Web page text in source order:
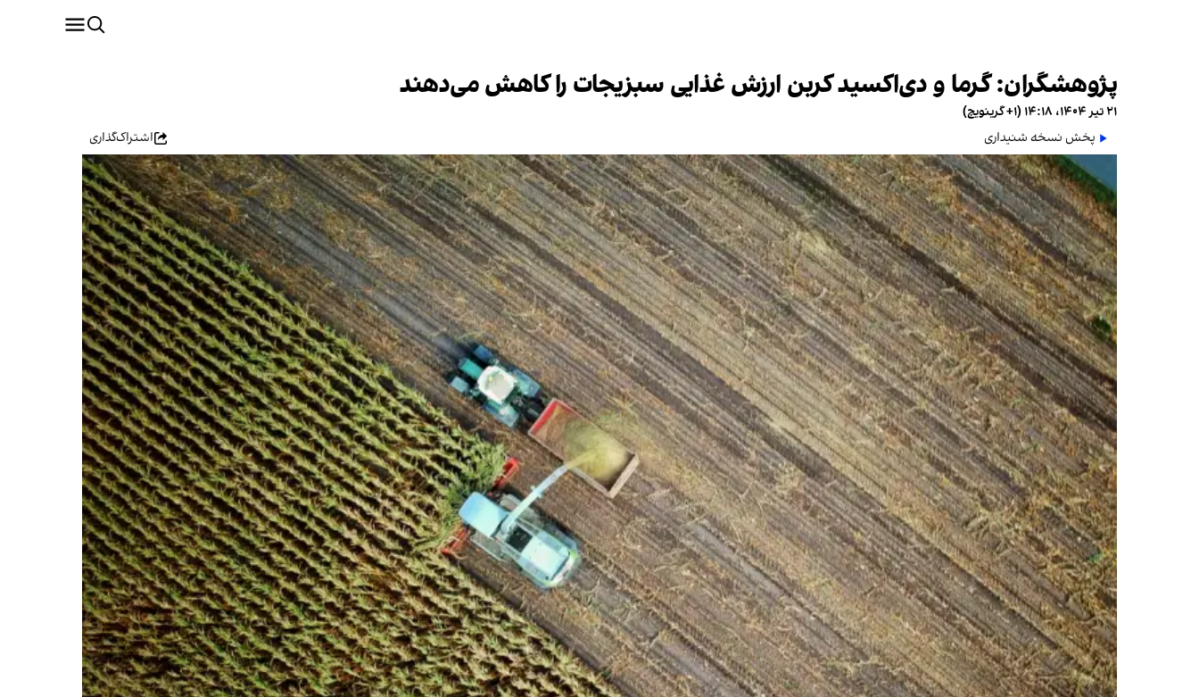
پژوهشگران: گرما و دی‌اکسید کربن ارزش غذایی سبزیجات را کاهش می‌دهند
۲۱ تیر ۱۴۰۴، ۱۴:۱۸ (‎+۱ گرینویچ)
پخش نسخه شنیداری
اشتراک‌گذاری